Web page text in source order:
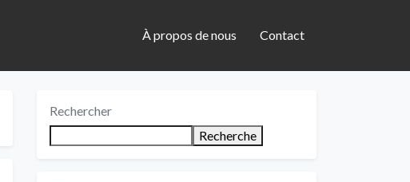
À propos de nous Contact
Rechercher
Recherche